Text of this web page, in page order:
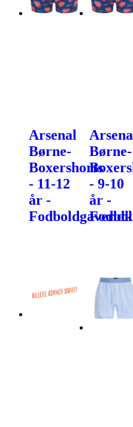
Arsenal
Børne-
Boxershorts
- 11-12
år -
Fodboldgaver.dk
Børne-
- 9-10
år -